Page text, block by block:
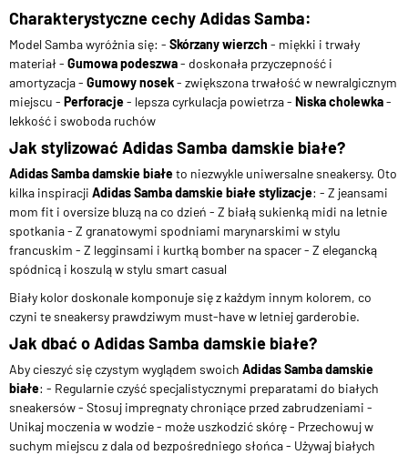
Charakterystyczne cechy Adidas Samba:
Model Samba wyróżnia się: - Skórzany wierzch - miękki i trwały
materiał - Gumowa podeszwa- doskonała przyczepność i
amortyzacja - Gumowy nosek- zwiększona trwałość w newralgicznym
miejscu - Perforacje- lepsza cyrkulacja powietrza - Niska cholewka-
lekkość i swoboda ruchów
Jak stylizować Adidas Samba damskie białe?
Adidas Samba damskie białeto niezwykle uniwersalne sneakersy. Oto
kilka inspiracji Adidas Samba damskie białe stylizacje: - Z jeansami
mom fit i oversize bluzą na co dzień - Z białą sukienką midi na letnie
spotkania - Z granatowymi spodniami marynarskimi w stylu
francuskim - Z legginsami i kurtką bomber na spacer - Z elegancką
spódnicą i koszulą w stylu smart casual
Biały kolor doskonale komponuje się z każdym innym kolorem, co
czyni te sneakersy prawdziwym must-have w letniej garderobie.
Jak dbać o Adidas Samba damskie białe?
Aby cieszyć się czystym wyglądem swoich Adidas Samba damskie
białe: - Regularnie czyść specjalistycznymi preparatami do białych
sneakersów - Stosuj impregnaty chroniące przed zabrudzeniami -
Unikaj moczenia w wodzie - może uszkodzić skórę - Przechowuj w
suchym miejscu z dala od bezpośredniego słońca - Używaj białych